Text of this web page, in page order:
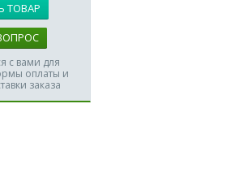
ТОВАР
с вами для
оплаты и
заказа